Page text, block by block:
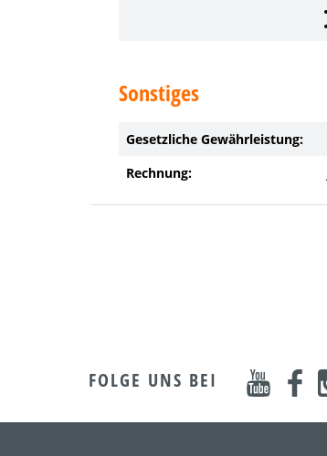
Sonstiges
Gesetzliche Gewährleistung:
Rechnung:
FOLGE UNS BEI